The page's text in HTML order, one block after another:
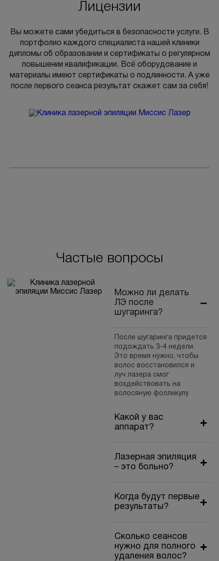
Лицензии
Вы можете сами убедиться в безопасности услуги. В
портфолио каждого специалиста нашей клиники
дипломы об образовании и сертификаты о регулярном
повышении квалификации. Всё оборудование и
материалы имеют сертификаты о подлинности. А уже
после первого сеанса результат скажет сам за себя!
Частые вопросы
Можно ли делать
ЛЭ после
шугаринга?
После шугаринга придется
подождать 3-4 недели.
Это время нужно, чтобы
волос восстановился и
луч лазера смог
воздействовать на
волосяную фолликулу
Какой у вас
аппарат?
Лазерная эпиляция
– это больно?
Когда будут первые
результаты?
Сколько сеансов
нужно для полного
удаления волос?